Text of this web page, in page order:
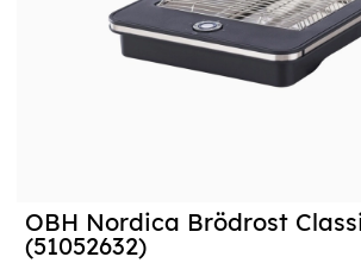
OBH Nordica Brödrost
(51052632)